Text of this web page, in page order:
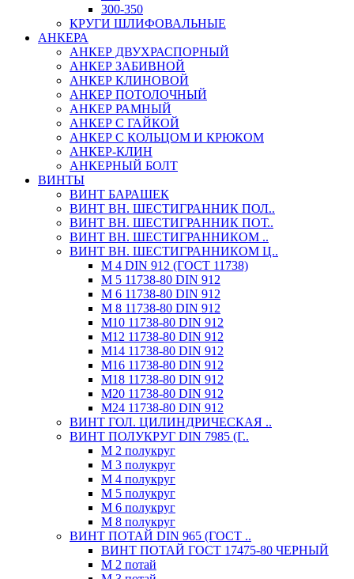
300-350
КРУГИ ШЛИФОВАЛЬНЫЕ
АНКЕРА
АНКЕР ДВУХРАСПОРНЫЙ
АНКЕР ЗАБИВНОЙ
АНКЕР КЛИНОВОЙ
АНКЕР ПОТОЛОЧНЫЙ
АНКЕР РАМНЫЙ
АНКЕР С ГАЙКОЙ
АНКЕР С КОЛЬЦОМ И КРЮКОМ
АНКЕР-КЛИН
АНКЕРНЫЙ БОЛТ
ВИНТЫ
ВИНТ БАРАШЕК
ВИНТ ВН. ШЕСТИГРАННИК ПОЛ..
ВИНТ ВН. ШЕСТИГРАННИК ПОТ..
ВИНТ ВН. ШЕСТИГРАННИКОМ ..
ВИНТ ВН. ШЕСТИГРАННИКОМ Ц..
М 4 DIN 912 (ГОСТ 11738)
М 5 11738-80 DIN 912
М 6 11738-80 DIN 912
М 8 11738-80 DIN 912
М10 11738-80 DIN 912
М12 11738-80 DIN 912
М14 11738-80 DIN 912
М16 11738-80 DIN 912
М18 11738-80 DIN 912
М20 11738-80 DIN 912
М24 11738-80 DIN 912
ВИНТ ГОЛ. ЦИЛИНДРИЧЕСКАЯ ..
ВИНТ ПОЛУКРУГ DIN 7985 (Г..
М 2 полукруг
М 3 полукруг
М 4 полукруг
М 5 полукруг
М 6 полукруг
М 8 полукруг
ВИНТ ПОТАЙ DIN 965 (ГОСТ ..
ВИНТ ПОТАЙ ГОСТ 17475-80 ЧЕРНЫЙ
М 2 потай